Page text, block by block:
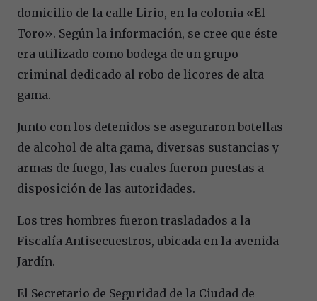
domicilio de la calle Lirio, en la colonia «El
Toro». Según la información, se cree que éste
era utilizado como bodega de un grupo
criminal dedicado al robo de licores de alta
gama.
Junto con los detenidos se aseguraron botellas
de alcohol de alta gama, diversas sustancias y
armas de fuego, las cuales fueron puestas a
disposición de las autoridades.
Los tres hombres fueron trasladados a la
Fiscalía Antisecuestros, ubicada en la avenida
Jardín.
El Secretario de Seguridad de la Ciudad de